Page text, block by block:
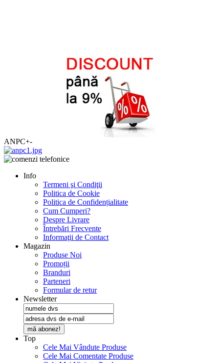
ANPC+-
Info
Termeni şi Condiţii
Politica de Cookie
Politica de Confidențialitate
Cum Cumperi?
Despre Livrare
Întrebări Frecvente
Informaţii de Contact
Magazin
Produse Noi
Promoții
Branduri
Parteneri
Formular de retur
Newsletter
mă abonez!
Top
Cele Mai Vândute Produse
Cele Mai Comentate Produse